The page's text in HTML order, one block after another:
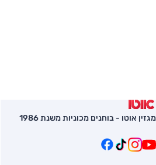
מגזין אוטו - בוחנים מכוניות משנת 1986